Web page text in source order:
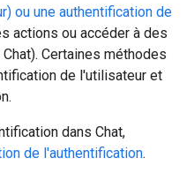
ou une authentification de
actions ou accéder à des
Certaines méthodes
de l'utilisateur et
dans Chat,
de l'authentification.